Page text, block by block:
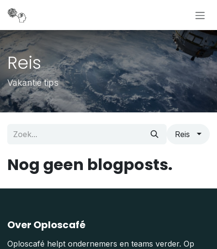
Reis
Vakantie tips
Reis
Nog geen blogposts.
Over Oploscafé
Oploscafé helpt ondernemers en teams verder. Op